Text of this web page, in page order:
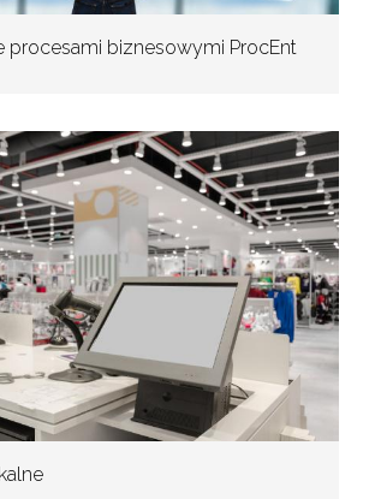
procesami biznesowymi ProcEnt